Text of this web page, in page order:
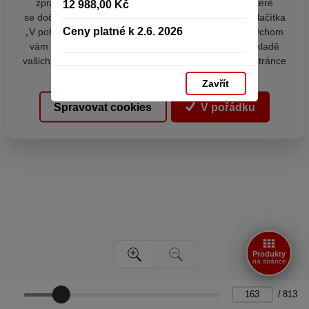
12 988,00 Kč
Ceny platné k 2.6. 2026
Zavřít
/ 813
Produkty
na stránce
zpracováním souborů cookies - malých souborů, které
se dočasně ukládají ve vašem prohlížeči. Stisknutím tlačítka
„V pořádku“ souhlasíte s nastavením cookies tak, abychom
vám poskytovali smysluplné a užitečné služby na základě
vašich údajů. Svůj souhlas můžete kdykoli změnit na stránce
zpracování osobních údajů.
Spravovat cookies V pořádku